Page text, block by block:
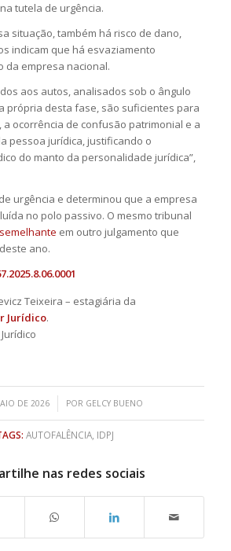
tutela de urgência.
situação, também há risco de dano,
indicam que há esvaziamento
da empresa nacional.
aos autos, analisados sob o ângulo
própria desta fase, são suficientes para
a ocorrência de confusão patrimonial e a
pessoa jurídica, justificando o
do manto da personalidade jurídica”,
urgência e determinou que a empresa
no polo passivo. O mesmo tribunal
em outro julgamento que
ano.
Teixeira – estagiária da
Jurídico.
DE 2026
/ POR GELCY BUENO
AUTOFALÊNCIA, IDPJ
nas redes sociais